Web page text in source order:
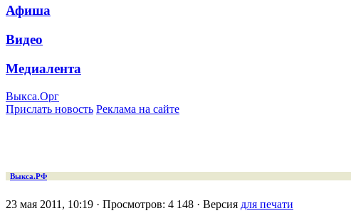
Афиша
Видео
Медиалента
Выкса.Орг
Прислать новость Реклама на сайте
Выкса.РФ
23 мая 2011, 10:19 · Просмотров: 4 148 · Версия для печати